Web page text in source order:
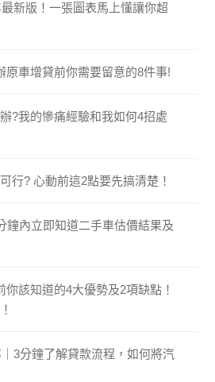
新版！一張圖表馬上懂讓你超
原車增貸前你需要留意的8件事!
?我的慘痛經驗和我如何4招處
行? 心動前這2點要先搞清楚！
鐘內立即知道二手車估價結果及
該知道的4大優勢及2項缺點！
3分鐘了解貸款流程，如何將汽